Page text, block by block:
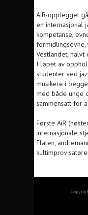
AiR-opplegget
en internasjonal
kompetanse,
Vestlandet, halvt
I løpet av
studenter ved
musikere i
med både unge
sammensatt for
Første AiR
internasjonale
Flaten,